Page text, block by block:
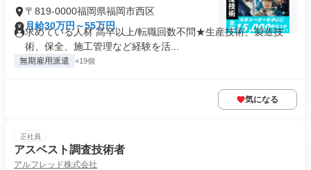
〒819-0000福岡県福岡市西区
月給30万円～55万円
求めている人材 高卒以上/転職回数不問★生産技術、製造技
術、保全、施工管理など経験を活...
無期雇用派遣 +19個
気になる
正社員
アスベスト調査技術者
アルフレッド株式会社